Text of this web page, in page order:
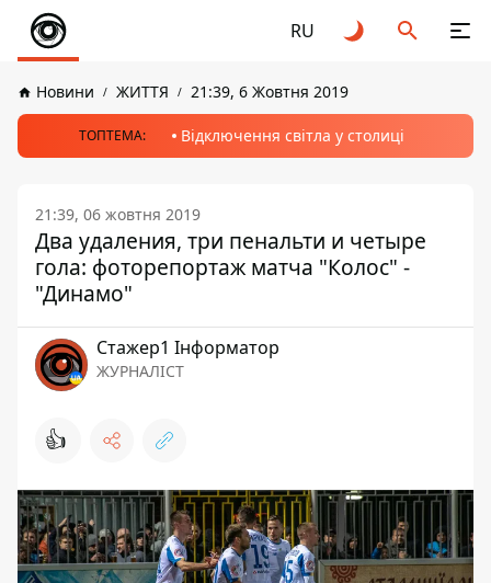
RU
Новини ЖИТТЯ 21:39, 6 Жовтня 2019
ТОПТЕМА: Відключення світла у столиці
21:39, 06 жовтня 2019
Два удаления, три пенальти и четыре
гола: фоторепортаж матча "Колос" -
"Динамо"
Стажер1 Інформатор
ЖУРНАЛІСТ
👍